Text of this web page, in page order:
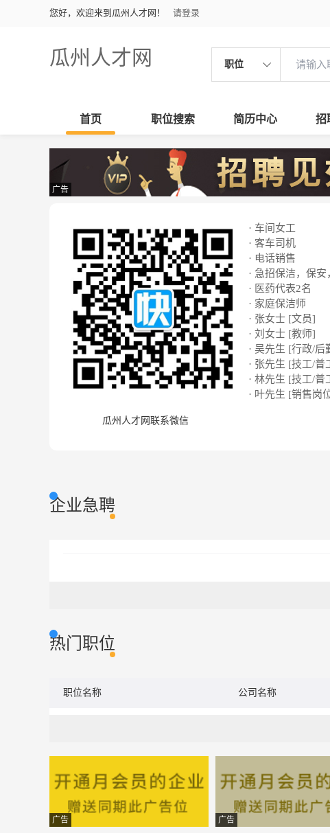
您好，欢迎来到瓜州人才网！ 请登录
瓜州人才网 职位
首页 职位搜索 简历中心 招
广告
瓜州人才网联系微信
· 车间女工
· 客车司机
· 电话销售
· 急招保洁，保
· 医药代表2名
· 家庭保洁师
· 张女士 [文员]
· 刘女士 [教师]
· 吴先生 [行政/后
· 张先生 [技工/普
· 林先生 [技工/普
· 叶先生 [销售岗
企业急聘
热门职位
职位名称 公司名称
广告 广告